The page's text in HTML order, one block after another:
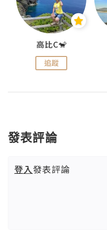
高比C🐒
追蹤
發表評論
登入發表評論